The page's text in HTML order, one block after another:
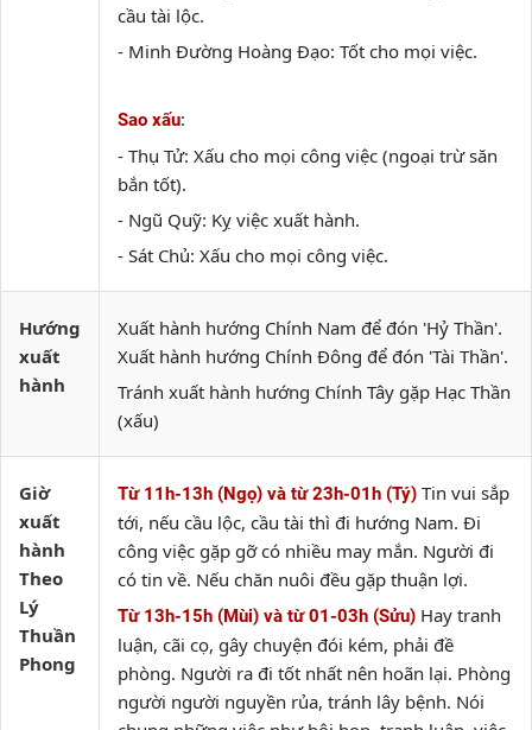
cầu tài lộc.
- Minh Đường Hoàng Đạo: Tốt cho mọi việc.
Sao xấu:
- Thụ Tử: Xấu cho mọi công việc (ngoại trừ săn
bắn tốt).
- Ngũ Quỹ: Kỵ việc xuất hành.
- Sát Chủ: Xấu cho mọi công việc.
Hướng
xuất
hành
Xuất hành hướng Chính Nam để đón 'Hỷ Thần'.
Xuất hành hướng Chính Đông để đón 'Tài Thần'.
Tránh xuất hành hướng Chính Tây gặp Hạc Thần
(xấu)
Giờ
xuất
hành
Theo
Lý
Thuần
Phong
Từ 11h-13h (Ngọ) và từ 23h-01h (Tý) Tin vui sắp
tới, nếu cầu lộc, cầu tài thì đi hướng Nam. Đi
công việc gặp gỡ có nhiều may mắn. Người đi
có tin về. Nếu chăn nuôi đều gặp thuận lợi.
Từ 13h-15h (Mùi) và từ 01-03h (Sửu) Hay tranh
luận, cãi cọ, gây chuyện đói kém, phải đề
phòng. Người ra đi tốt nhất nên hoãn lại. Phòng
người người nguyền rủa, tránh lây bệnh. Nói